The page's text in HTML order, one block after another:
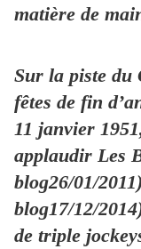
matière de
Sur la piste du
fêtes de fin
11 janvier
applaudir Les
blog26/01/
blog17/12/
de triple